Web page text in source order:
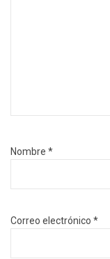
Nombre *
Correo electrónico *